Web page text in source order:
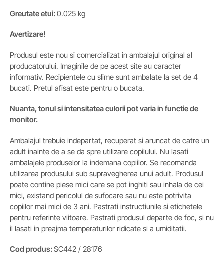
Greutate etui:0.025 kg
Avertizare!
Produsul este nou si comercializat in ambalajul original al
producatorului. Imaginile de pe acest site au caracter
informativ. Recipientele cu slime sunt ambalate la set de 4
bucati. Pretul afisat este pentru o bucata.
Nuanta, tonul si intensitatea culorii pot varia in functie de
monitor.
Ambalajul trebuie indepartat, recuperat si aruncat de catre un
adult inainte de a se da spre utilizare copilului. Nu lasati
ambalajele produselor la indemana copiilor. Se recomanda
utilizarea produsului sub supravegherea unui adult. Produsul
poate contine piese mici care se pot inghiti sau inhala de cei
mici, existand pericolul de sufocare sau nu este potrivita
copiilor mai mici de 3 ani. Pastrati instructiunile si etichetele
pentru referinte viitoare. Pastrati produsul departe de foc, si nu
il lasati in preajma temperaturilor ridicate si a umiditatii.
Cod produs:SC442 / 28176